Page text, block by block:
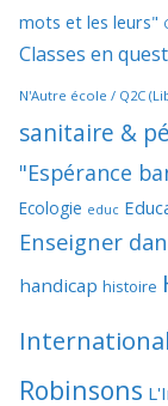
mots et les leurs"
Classes en
N'Autre école / Q2C
sanitaire &
"Espérance
Ecologie educ
Enseigner
handicap histoire
International
Robinsons